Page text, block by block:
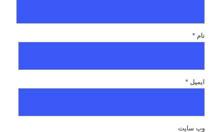
نام *
ایمیل *
وب‌ سایت